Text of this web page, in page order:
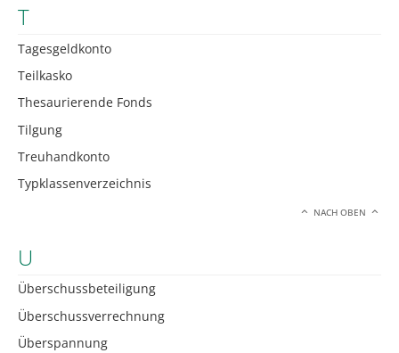
T
Tagesgeldkonto
Teilkasko
Thesaurierende Fonds
Tilgung
Treuhandkonto
Typklassenverzeichnis
NACH OBEN
U
Überschussbeteiligung
Überschussverrechnung
Überspannung